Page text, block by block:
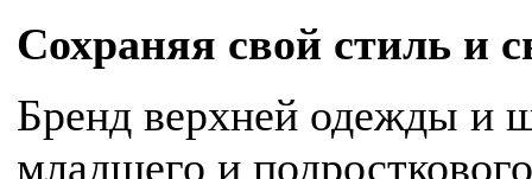
Сохраняя свой стиль и
Бренд верхней одежды и
младшего и